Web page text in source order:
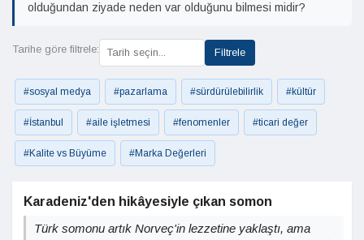
olduğundan ziyade neden var olduğunu bilmesi midir?
Tarihe göre filtrele: Filtrele
#sosyal medya #pazarlama #sürdürülebilirlik #kültür
#İstanbul #aile işletmesi #fenomenler #ticari değer
#Kalite vs Büyüme #Marka Değerleri
Karadeniz'den hikâyesiyle çıkan somon
Türk somonu artık Norveç'in lezzetine yaklaştı, ama